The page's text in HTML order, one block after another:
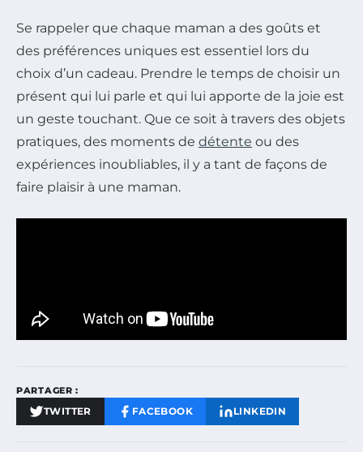
Se rappeler que chaque maman a des goûts et
des préférences uniques est essentiel lors du
choix d’un cadeau. Prendre le temps de choisir un
présent qui lui parle et qui lui apporte de la joie est
un geste touchant. Que ce soit à travers des objets
pratiques, des moments de détente ou des
expériences inoubliables, il y a tant de façons de
faire plaisir à une maman.
PARTAGER :
TWITTER FACEBOOK LINKEDIN